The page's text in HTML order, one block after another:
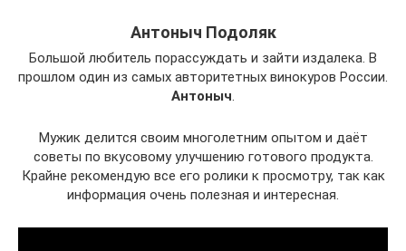
Антоныч Подоляк
Большой любитель порассуждать и зайти издалека. В
прошлом один из самых авторитетных винокуров России.
Антоныч
Мужик делится своим многолетним опытом и даёт
советы по вкусовому улучшению готового продукта.
Крайне рекомендую все его ролики к просмотру, так как
информация очень полезная и интересная.